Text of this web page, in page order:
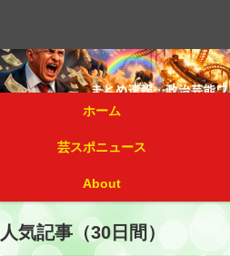
ホーム
芸スポニュース
About
人気記事（30日間）